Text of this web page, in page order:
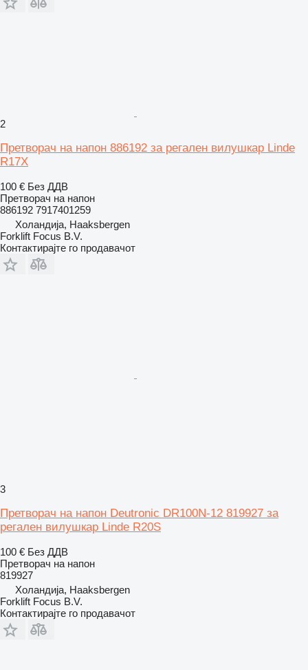
2
Претворач на напон 886192 за регален вилушкар Linde
R17X
100 € Без ДДВ
Претворач на напон
886192 7917401259
Холандија, Haaksbergen
Forklift Focus B.V.
Контактирајте го продавачот
3
Претворач на напон Deutronic DR100N-12 819927 за
регален вилушкар Linde R20S
100 € Без ДДВ
Претворач на напон
819927
Холандија, Haaksbergen
Forklift Focus B.V.
Контактирајте го продавачот